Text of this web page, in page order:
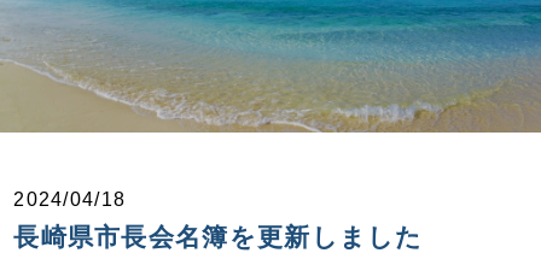
2024/04/18
長崎県市長会名簿を更新しました